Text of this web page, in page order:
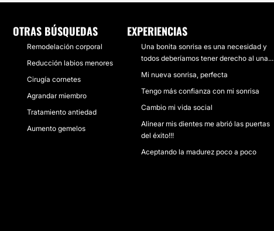
OTRAS BÚSQUEDAS
Remodelación corporal
Reducción labios menores
Cirugía cornetes
Agrandar miembro
Tratamiento antiedad
Aumento gemelos
EXPERIENCIAS
Una bonita sonrisa es una necesidad y
todos deberíamos tener derecho al
Mi nueva sonrisa, perfecta
Tengo más confianza con mi sonrisa
Cambio mi vida social
Alinear mis dientes me abrió las puertas
del éxito!!!
Aceptando la madurez poco a poco